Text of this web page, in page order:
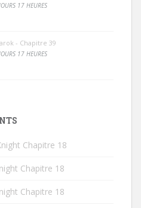
17 HEURES
- Chapitre 39
17 HEURES
Chapitre 18
Chapitre 18
Chapitre 18